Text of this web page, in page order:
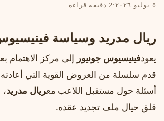
٥ يوليو ٢٠٢٦ ·2 دقيقة قراءة
ريال مدريد وسياسة
يعودفينيسيوس جونيور إلى مركز الاهتمام
قدم سلسلة من العروض القوية التي
أسئلة حول مستقبل اللاعب معريال مدريد
قلق حيال ملف تجديد عقده.